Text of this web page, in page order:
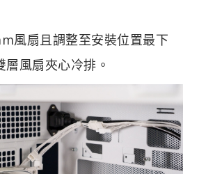
風扇且調整至安裝位置最下
風扇夾心冷排。